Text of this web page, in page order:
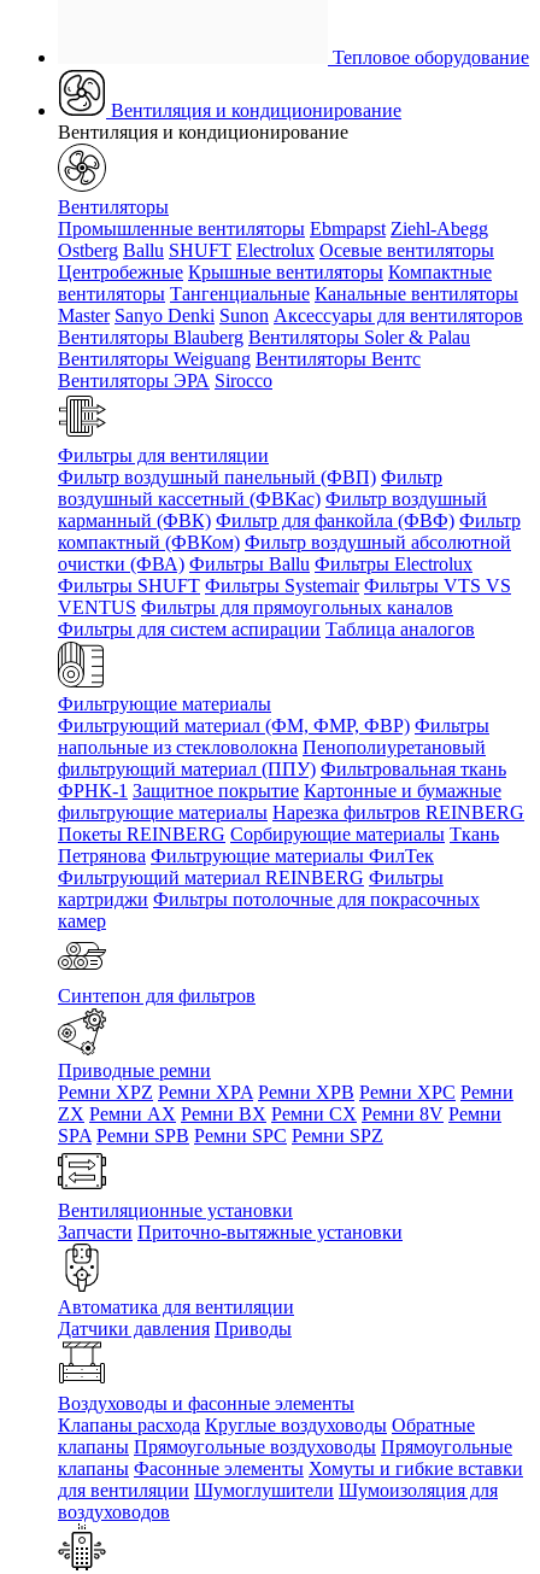
Тепловое оборудование
Вентиляция и кондиционирование
Вентиляция и кондиционирование
Вентиляторы
Промышленные вентиляторы Ebmpapst Ziehl-Abegg
Ostberg Ballu SHUFT Electrolux Осевые вентиляторы
Центробежные Крышные вентиляторы Компактные
вентиляторы Тангенциальные Канальные вентиляторы
Master Sanyo Denki Sunon Аксессуары для вентиляторов
Вентиляторы Blauberg Вентиляторы Soler & Palau
Вентиляторы Weiguang Вентиляторы Вентс
Вентиляторы ЭРА Sirocco
Фильтры для вентиляции
Фильтр воздушный панельный (ФВП) Фильтр
воздушный кассетный (ФВКас) Фильтр воздушный
карманный (ФВК) Фильтр для фанкойла (ФВФ) Фильтр
компактный (ФВКом) Фильтр воздушный абсолютной
очистки (ФВА) Фильтры Ballu Фильтры Electrolux
Фильтры SHUFT Фильтры Systemair Фильтры VTS VS
VENTUS Фильтры для прямоугольных каналов
Фильтры для систем аспирации Таблица аналогов
Фильтрующие материалы
Фильтрующий материал (ФМ, ФМР, ФВР) Фильтры
напольные из стекловолокна Пенополиуретановый
фильтрующий материал (ППУ) Фильтровальная ткань
ФРНК-1 Защитное покрытие Картонные и бумажные
фильтрующие материалы Нарезка фильтров REINBERG
Покеты REINBERG Сорбирующие материалы Ткань
Петрянова Фильтрующие материалы ФилТек
Фильтрующий материал REINBERG Фильтры
картриджи Фильтры потолочные для покрасочных
камер
Синтепон для фильтров
Приводные ремни
Ремни XPZ Ремни XPA Ремни XPB Ремни XPC Ремни
ZX Ремни AX Ремни BX Ремни CX Ремни 8V Ремни
SPA Ремни SPB Ремни SPC Ремни SPZ
Вентиляционные установки
Запчасти Приточно-вытяжные установки
Автоматика для вентиляции
Датчики давления Приводы
Воздуховоды и фасонные элементы
Клапаны расхода Круглые воздуховоды Обратные
клапаны Прямоугольные воздуховоды Прямоугольные
клапаны Фасонные элементы Хомуты и гибкие вставки
для вентиляции Шумоглушители Шумоизоляция для
воздуховодов